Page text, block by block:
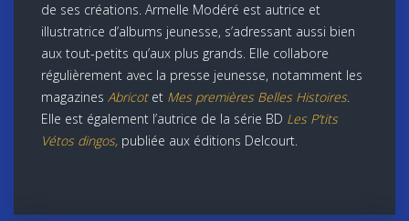
de ses créations. Armelle Modéré est autrice et
illustratrice d’albums jeunesse, s’adressant aussi bien
aux tout-petits qu’aux plus grands. Elle collabore
régulièrement avec la presse jeunesse, notamment les
magazines Abricot et Mes premières Belles Histoires.
Elle est également l’autrice de la série BD Les P’tits
Vétos dingos, publiée aux éditions Delcourt.